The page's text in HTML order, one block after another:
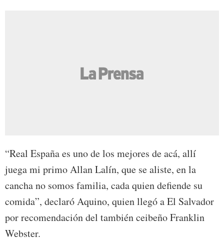
“Real España es uno de los mejores de acá, allí
juega mi primo Allan Lalín, que se aliste, en la
cancha no somos familia, cada quien defiende su
comida”, declaró Aquino, quien llegó a El Salvador
por recomendación del también ceibeño Franklin
Webster.